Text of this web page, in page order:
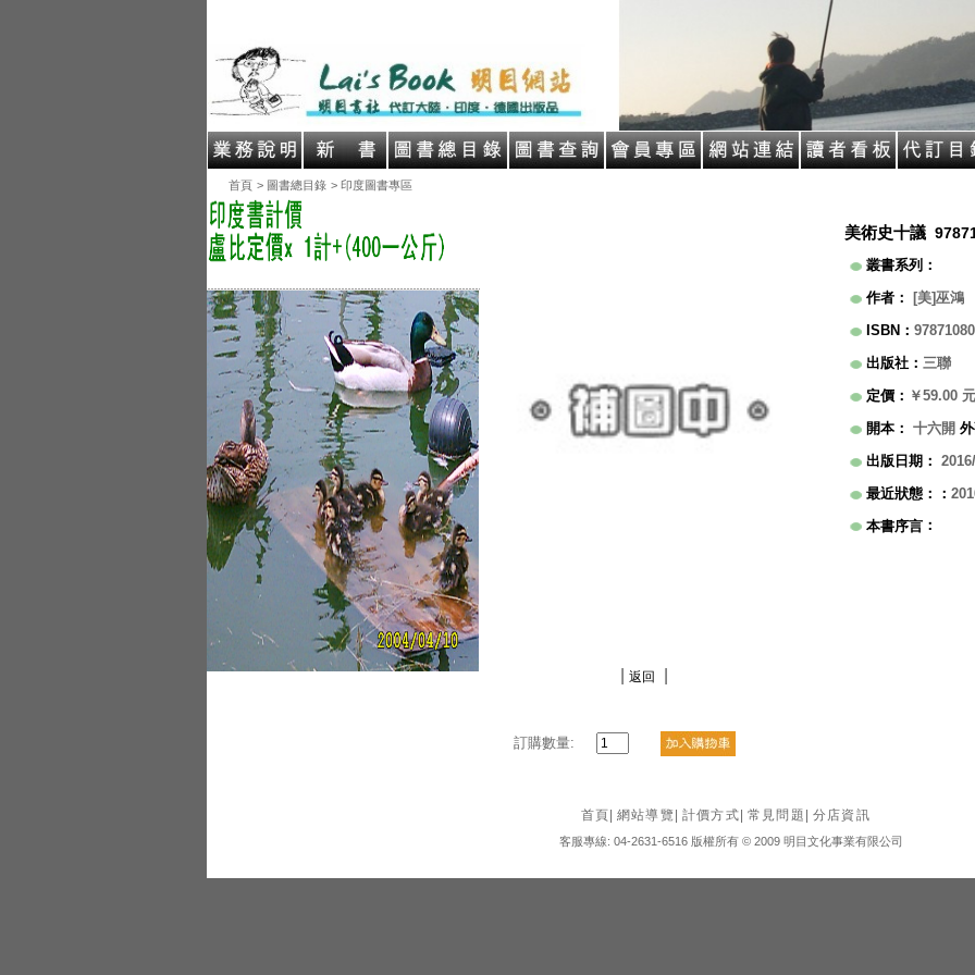
首頁 > 圖書總目錄 > 印度圖書專區
返回
訂購數量:
美術史十議
叢書系列 ：
作者 ：
[美]巫鴻
ISBN ：
出版社 ： 三聯
定價 ： ￥59.00 元
開本 ： 十六開
出版日期 ：
最近狀態：
：
本書序言 ：
首頁 網站導覽 計價方式 常見問題 分店資訊
客服專線: 04-2631-6516 版權所有 © 2009 明目文化事業有限公司